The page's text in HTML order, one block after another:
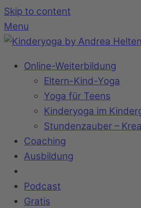
Skip to content
Menu
Online-Weiterbildung
Eltern-Kind-Yoga
Yoga für Teens
Kinderyoga im
Stundenzauber –
Coaching
Ausbildung
Podcast
Gratis